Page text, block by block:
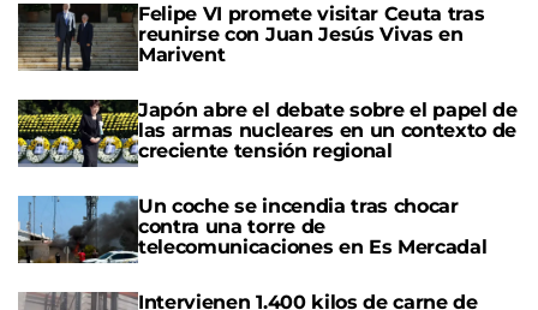
Felipe VI promete visitar Ceuta tras
reunirse con Juan Jesús Vivas en
Marivent
Japón abre el debate sobre el papel de
las armas nucleares en un contexto de
creciente tensión regional
Un coche se incendia tras chocar
contra una torre de
telecomunicaciones en Es Mercadal
Intervienen 1.400 kilos de carne de